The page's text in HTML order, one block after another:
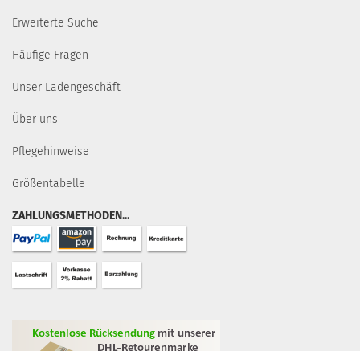
Erweiterte Suche
Häufige Fragen
Unser Ladengeschäft
Über uns
Pflegehinweise
Größentabelle
ZAHLUNGSMETHODEN...